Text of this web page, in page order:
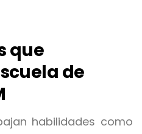
que
de
habilidades como